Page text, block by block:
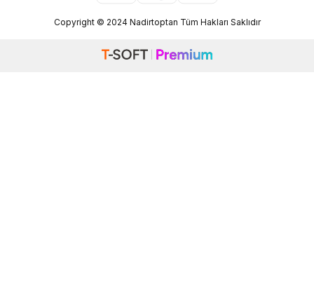
Copyright © 2024 Nadirtoptan Tüm Hakları Saklıdır